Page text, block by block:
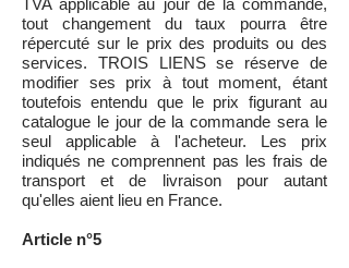
TVA applicable au jour de la commande,
tout changement du taux pourra être
répercuté sur le prix des produits ou des
services. TROIS LIENS se réserve de
modifier ses prix à tout moment, étant
toutefois entendu que le prix figurant au
catalogue le jour de la commande sera le
seul applicable à l'acheteur. Les prix
indiqués ne comprennent pas les frais de
transport et de livraison pour autant
qu'elles aient lieu en France.
Article n°5